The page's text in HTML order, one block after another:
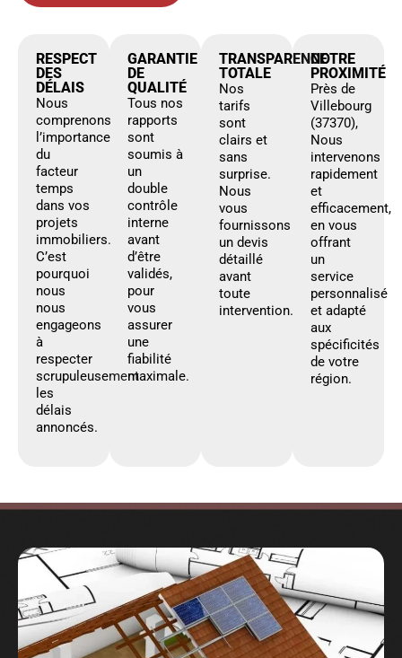
RESPECT
DES
DÉLAIS
Nous
comprenons
l’importance
du
facteur
temps
dans vos
projets
immobiliers.
C’est
pourquoi
nous
nous
engageons
à
respecter
scrupuleusement
les
délais
annoncés.
GARANTIE
DE
QUALITÉ
Tous nos
rapports
sont
soumis à
un
double
contrôle
interne
avant
d’être
validés,
pour
vous
assurer
une
fiabilité
maximale.
TRANSPARENCE
TOTALE
Nos
tarifs
sont
clairs et
sans
surprise.
Nous
vous
fournissons
un devis
détaillé
avant
toute
intervention.
NOTRE
PROXIMITÉ
Près de
Villebourg
(37370),
Nous
intervenons
rapidement
et
efficacement,
en vous
offrant
un
service
personnalisé
et adapté
aux
spécificités
de votre
région.